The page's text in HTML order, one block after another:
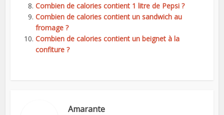
Combien de calories contient 1 litre de Pepsi ?
Combien de calories contient un sandwich au
fromage ?
Combien de calories contient un beignet à la
confiture ?
Amarante